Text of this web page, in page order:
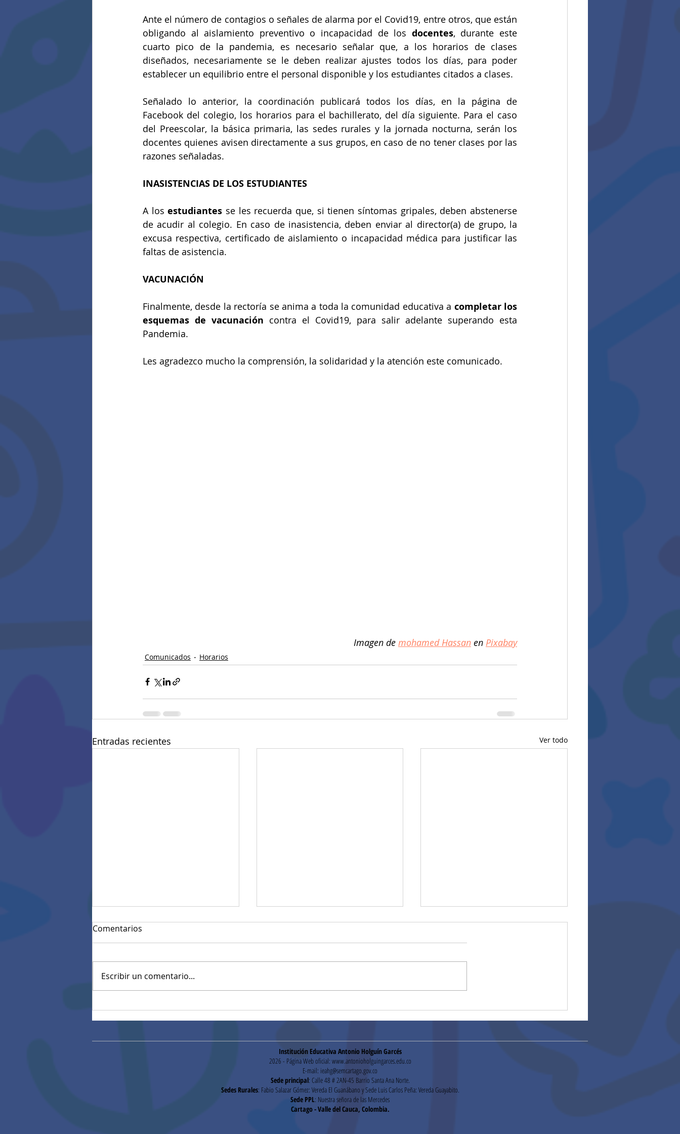
Ante el número de contagios o señales de alarma por el Covid19, entre otros, que están
obligando al aislamiento preventivo o incapacidad de los docentes, durante este
cuarto pico de la pandemia, es necesario señalar que, a los horarios de clases
diseñados, necesariamente se le deben realizar ajustes todos los días, para poder
establecer un equilibrio entre el personal disponible y los estudiantes citados a clases.
Señalado lo anterior, la coordinación publicará todos los días, en la página de
Facebook del colegio, los horarios para el bachillerato, del día siguiente. Para el caso
del Preescolar, la básica primaria, las sedes rurales y la jornada nocturna, serán los
docentes quienes avisen directamente a sus grupos, en caso de no tener clases por las
razones señaladas.
INASISTENCIAS DE LOS ESTUDIANTES
A los estudiantes se les recuerda que, si tienen síntomas gripales, deben abstenerse
de acudir al colegio. En caso de inasistencia, deben enviar al director(a) de grupo, la
excusa respectiva, certificado de aislamiento o incapacidad médica para justificar las
faltas de asistencia.
VACUNACIÓN
Finalmente, desde la rectoría se anima a toda la comunidad educativa a completar los
esquemas de vacunación contra el Covid19, para salir adelante superando esta
Pandemia.
Les agradezco mucho la comprensión, la solidaridad y la atención este comunicado.
Imagen de mohamed Hassan en Pixabay
Comunicados Horarios
Entradas recientes Ver todo
Bachillerato 2026
de Rectoría
¡Gracias!
Comentarios
Escribir un comentario...
Institución Educativa Antonio Holguín Garcés
2026 - Página Web oficial: www.antonioholguingarces.edu.co
E-mail: ieahg@semcartago.gov.co
Sede principal: Calle 48 # 2AN-45 Barrio Santa Ana Norte.
Sedes Rurales: Fabio Salazar Gómez: Vereda El Guanábano y Sede Luis Carlos Peña: Vereda Guayabito.
Sede PPL: Nuestra señora de las Mercedes
Cartago - Valle del Cauca, Colombia.